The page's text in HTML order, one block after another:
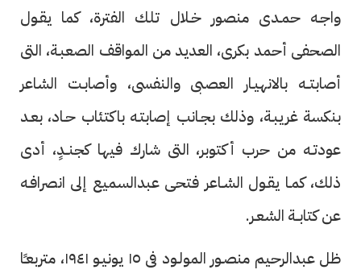
واجـه حمـدى منصور خـلال تلك الفترة، كما يقـول
الصحفى أحمد بكرى، العديد من المواقف الصعبـة، التى
أصابتــه بالانهيـار العصبى والنفسى، وأصابـت الشاعر
بنكسة غريبـة، وذلك بجـانب إصابتـه باكتئاب حـاد، بعـد
عودتـه من حرب أكتوبر، التى شارك فيها كجنــدٍ، أدى
ذلك، كمـا يقـول الشـاعر فتحى عبدالسميع إلى انصرافـه
عن كتابــة الشعـر.
ظل عبدالرحيم منصـور المولـود فى ١٥ يونيـو ١٩٤١، متربعـًا